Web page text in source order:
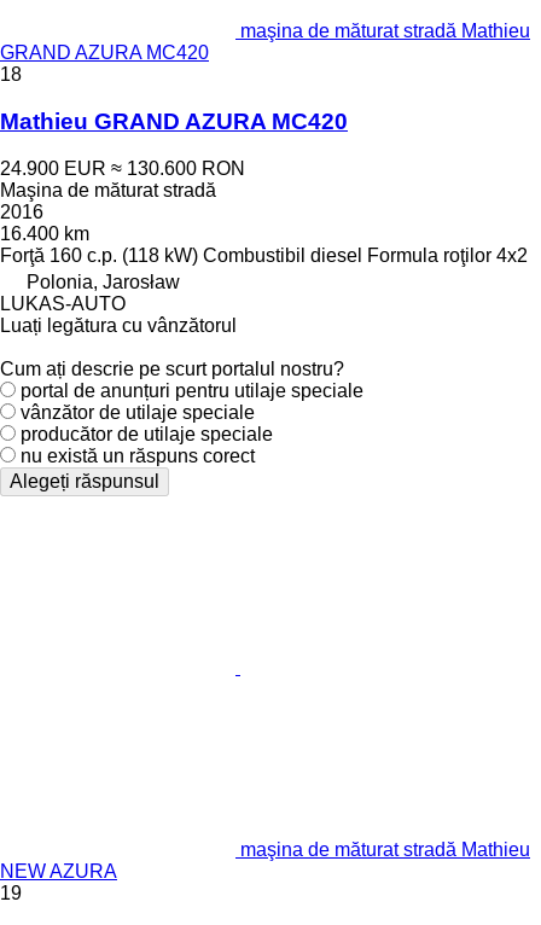
maşina de măturat stradă Mathieu
GRAND AZURA MC420
18
Mathieu GRAND AZURA MC420
24.900 EUR ≈ 130.600 RON
Maşina de măturat stradă
2016
16.400 km
Forţă 160 c.p. (118 kW) Combustibil diesel Formula roţilor 4x2
Polonia, Jarosław
LUKAS-AUTO
Luați legătura cu vânzătorul
Cum ați descrie pe scurt portalul nostru?
portal de anunțuri pentru utilaje speciale
vânzător de utilaje speciale
producător de utilaje speciale
nu există un răspuns corect
Alegeți răspunsul
maşina de măturat stradă Mathieu
NEW AZURA
19